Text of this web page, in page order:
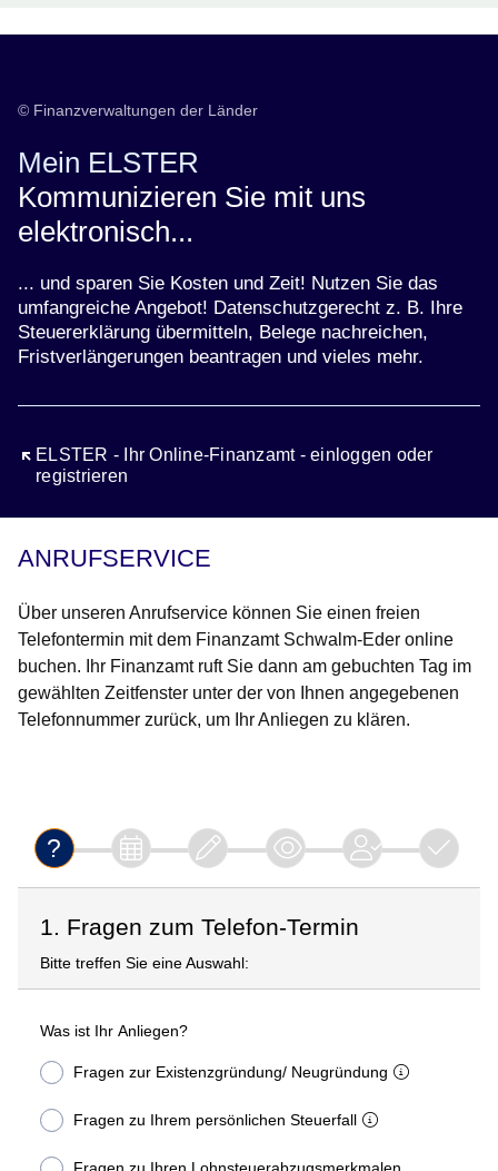
© Finanzverwaltungen der Länder
Mein ELSTER
Kommunizieren Sie mit uns
elektronisch...
... und sparen Sie Kosten und Zeit! Nutzen Sie das
umfangreiche Angebot! Datenschutzgerecht z. B. Ihre
Steuererklärung übermitteln, Belege nachreichen,
Fristverlängerungen beantragen und vieles mehr.
ELSTER - Ihr Online-Finanzamt - einloggen oder
registrieren
Öffnet sich in einem neuen Fenster
ANRUFSERVICE
Über unseren Anrufservice können Sie einen freien
Telefontermin mit dem Finanzamt Schwalm-Eder online
buchen. Ihr Finanzamt ruft Sie dann am gebuchten Tag im
gewählten Zeitfenster unter der von Ihnen angegebenen
Telefonnummer zurück, um Ihr Anliegen zu klären.